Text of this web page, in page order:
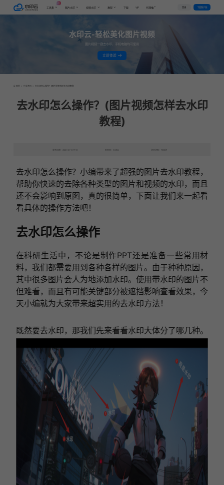
工具集
AI
图片水印 视频水印 教程 下载 VIP 代理推广 登录 下载客户端
水印云-轻松美化图片视频
图片视频一键去水印，手机电脑均可使用
立即体验
首页 > 行业资讯 > 去水印怎么操作？(图片视频怎样去水印教程)
去水印怎么操作？(图片视频怎样去水印
教程)
发布日期：2022-06-10 17:18 发表者：水印云 浏览次数：7536次
去水印怎么操作？小编带来了超强的图片去水印教程，
帮助你快速的去除各种类型的图片和视频的水印，而且
还不会影响到原图，真的很简单，下面让我们来一起看
看具体的操作方法吧！
去水印怎么操作
在科研生活中，不论是制作PPT还是准备一些常用材
料，我们都需要用到各种各样的图片。由于种种原因，
其中很多图片会人为地添加水印。使用带水印的图片不
但难看，而且有可能关键部分被遮挡影响查看效果，今
天小编就为大家带来超实用的去水印方法！
既然要去水印，那我们先来看看水印大体分了哪几种。